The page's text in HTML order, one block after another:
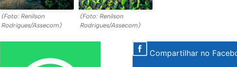
(Foto: Renilson
Rodrigues/Assecom)
(Foto: Renilson
Rodrigues/Assecom)
Compartilhar no